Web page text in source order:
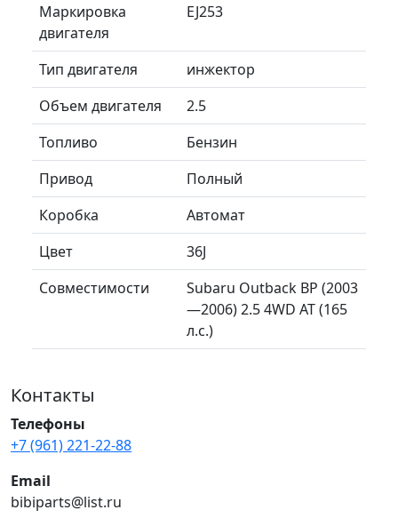
Маркировка
двигателя
EJ253
Тип двигателя
инжектор
Объем двигателя
2.5
Топливо
Бензин
Привод
Полный
Коробка
Автомат
Цвет
36J
Совместимости
Subaru Outback BP (2003
—2006) 2.5 4WD AT (165
л.с.)
Контакты
Телефоны
+7 (961) 221-22-88
Email
bibiparts@list.ru